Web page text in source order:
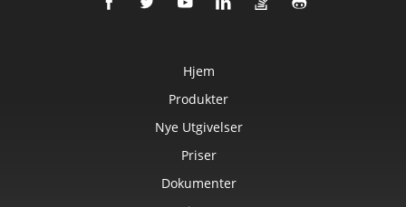
Hjem
Produkter
Nye Utgivelser
Priser
Dokumenter